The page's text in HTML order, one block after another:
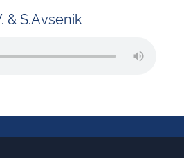
& S.Avsenik